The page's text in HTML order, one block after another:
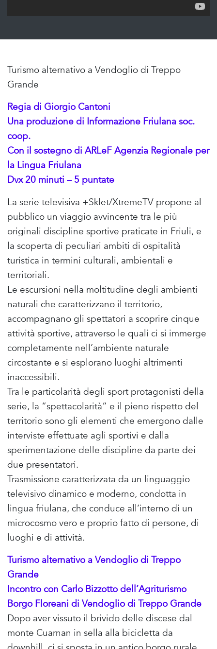
Turismo alternativo a Vendoglio di Treppo
Grande
Regia di Giorgio Cantoni
Una produzione di Informazione Friulana soc.
coop.
Con il sostegno di ARLeF Agenzia Regionale per
la Lingua Friulana
Dvx 20 minuti – 5 puntate
La serie televisiva +Sklet/XtremeTV propone al
pubblico un viaggio avvincente tra le più
originali discipline sportive praticate in Friuli, e
la scoperta di peculiari ambiti di ospitalità
turistica in termini culturali, ambientali e
territoriali.
Le escursioni nella moltitudine degli ambienti
naturali che caratterizzano il territorio,
accompagnano gli spettatori a scoprire cinque
attività sportive, attraverso le quali ci si immerge
completamente nell’ambiente naturale
circostante e si esplorano luoghi altrimenti
inaccessibili.
Tra le particolarità degli sport protagonisti della
serie, la “spettacolarità” e il pieno rispetto del
territorio sono gli elementi che emergono dalle
interviste effettuate agli sportivi e dalla
sperimentazione delle discipline da parte dei
due presentatori.
Trasmissione caratterizzata da un linguaggio
televisivo dinamico e moderno, condotta in
lingua friulana, che conduce all’interno di un
microcosmo vero e proprio fatto di persone, di
luoghi e di attività.
Turismo alternativo a Vendoglio di Treppo
Grande
Incontro con Carlo Bizzotto dell’Agriturismo
Borgo Floreani di Vendoglio di Treppo Grande
Dopo aver vissuto il brivido delle discese dal
monte Cuarnan in sella alla bicicletta da